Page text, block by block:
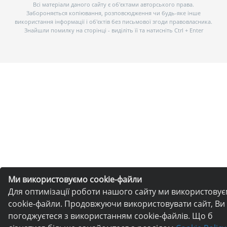
Ми використовуємо cookie-файли
Для оптимізації роботи нашого сайту ми
cookie-файли. Продовжуючи використовувати сайт, Ви
погоджуєтеся з використанням cookie-файлів. Що б
Всі матеріали даного сайту є об’єктами авторського права.
Забороняється копіювання, розповсюдження чи будь-яке інше
використання інформації і об’єктів без письмової згоди правовласника.
Знайшли помилку на сторінці - виділіть її та натисніть Ctrl + Enter